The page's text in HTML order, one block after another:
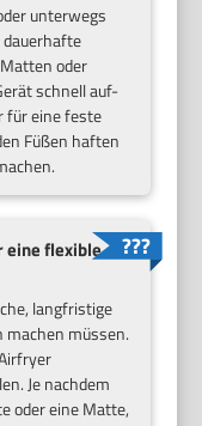
unterwegs
oder
schnell auf-
für eine feste
Füßen haften
eine flexible
langfristige
machen müssen.
Je nachdem
oder eine Matte,